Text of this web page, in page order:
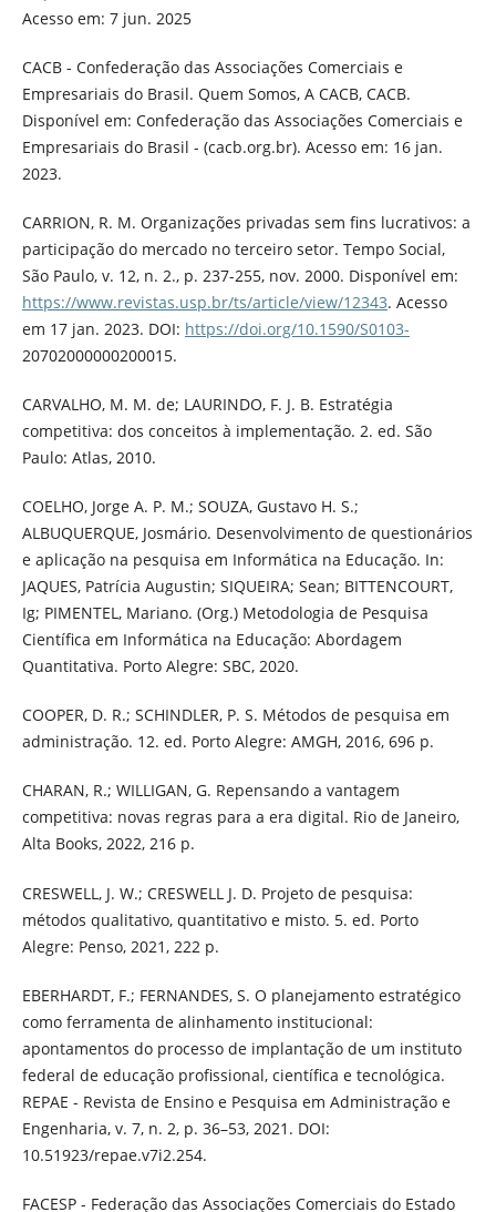
Acesso em: 7 jun. 2025
CACB - Confederação das Associações Comerciais e
Empresariais do Brasil. Quem Somos, A CACB, CACB.
Disponível em: Confederação das Associações Comerciais e
Empresariais do Brasil - (cacb.org.br). Acesso em: 16 jan.
2023.
CARRION, R. M. Organizações privadas sem fins lucrativos: a
participação do mercado no terceiro setor. Tempo Social,
São Paulo, v. 12, n. 2., p. 237-255, nov. 2000. Disponível em:
https://www.revistas.usp.br/ts/article/view/12343. Acesso
em 17 jan. 2023. DOI: https://doi.org/10.1590/S0103-
20702000000200015.
CARVALHO, M. M. de; LAURINDO, F. J. B. Estratégia
competitiva: dos conceitos à implementação. 2. ed. São
Paulo: Atlas, 2010.
COELHO, Jorge A. P. M.; SOUZA, Gustavo H. S.;
ALBUQUERQUE, Josmário. Desenvolvimento de questionários
e aplicação na pesquisa em Informática na Educação. In:
JAQUES, Patrícia Augustin; SIQUEIRA; Sean; BITTENCOURT,
Ig; PIMENTEL, Mariano. (Org.) Metodologia de Pesquisa
Científica em Informática na Educação: Abordagem
Quantitativa. Porto Alegre: SBC, 2020.
COOPER, D. R.; SCHINDLER, P. S. Métodos de pesquisa em
administração. 12. ed. Porto Alegre: AMGH, 2016, 696 p.
CHARAN, R.; WILLIGAN, G. Repensando a vantagem
competitiva: novas regras para a era digital. Rio de Janeiro,
Alta Books, 2022, 216 p.
CRESWELL, J. W.; CRESWELL J. D. Projeto de pesquisa:
métodos qualitativo, quantitativo e misto. 5. ed. Porto
Alegre: Penso, 2021, 222 p.
EBERHARDT, F.; FERNANDES, S. O planejamento estratégico
como ferramenta de alinhamento institucional:
apontamentos do processo de implantação de um instituto
federal de educação profissional, científica e tecnológica.
REPAE - Revista de Ensino e Pesquisa em Administração e
Engenharia, v. 7, n. 2, p. 36–53, 2021. DOI:
10.51923/repae.v7i2.254.
FACESP - Federação das Associações Comerciais do Estado